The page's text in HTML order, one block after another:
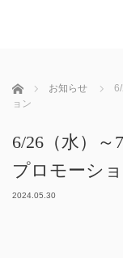
ホーム お知らせ
ョン
6/26（水）
プロモーシ
2024.05.30